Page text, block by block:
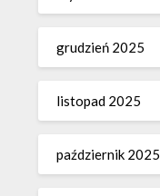
grudzień 2025
listopad 2025
październik 2025